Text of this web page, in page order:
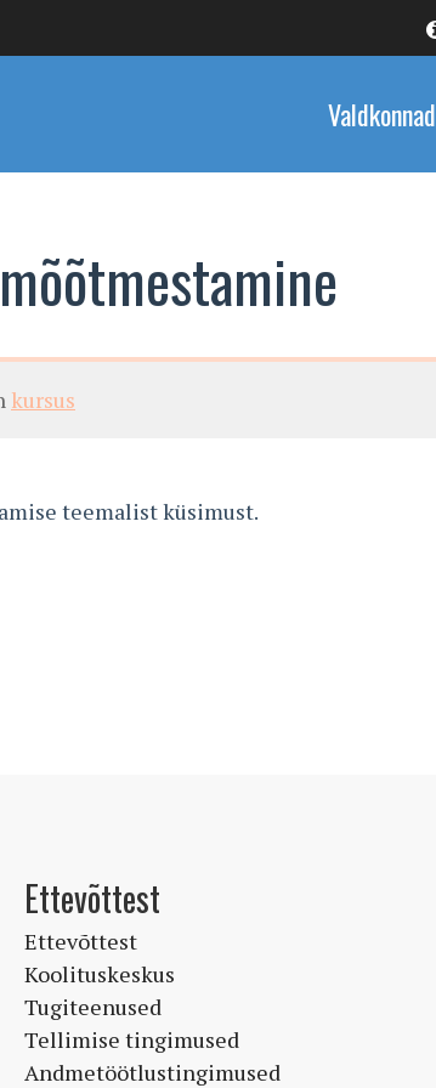
Valdkonnad
mõõtmestamine
kursus
teemalist küsimust.
Ettevõttest
Ettevõttest
Koolituskeskus
Tugiteenused
Tellimise tingimused
Andmetöötlustingimused